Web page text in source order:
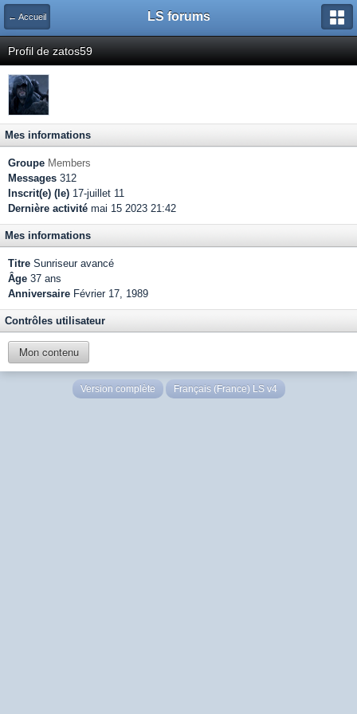
← Accueil LS forums
Profil de zatos59
Mes informations
Groupe Members
Messages 312
Inscrit(e) (le) 17-juillet 11
Dernière activité mai 15 2023 21:42
Mes informations
Titre Sunriseur avancé
Âge 37 ans
Anniversaire Février 17, 1989
Contrôles utilisateur
Mon contenu
Version complète Français (France) LS v4